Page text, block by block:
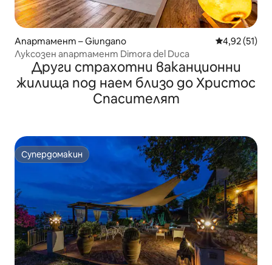
Апартамент – Giungano Средна
4,92 (51)
Луксозен апартамент Dimora del Duca
Други страхотни ваканционни
жилища под наем близо до Христос
Спасителят
Супердомакин
Супердомакин